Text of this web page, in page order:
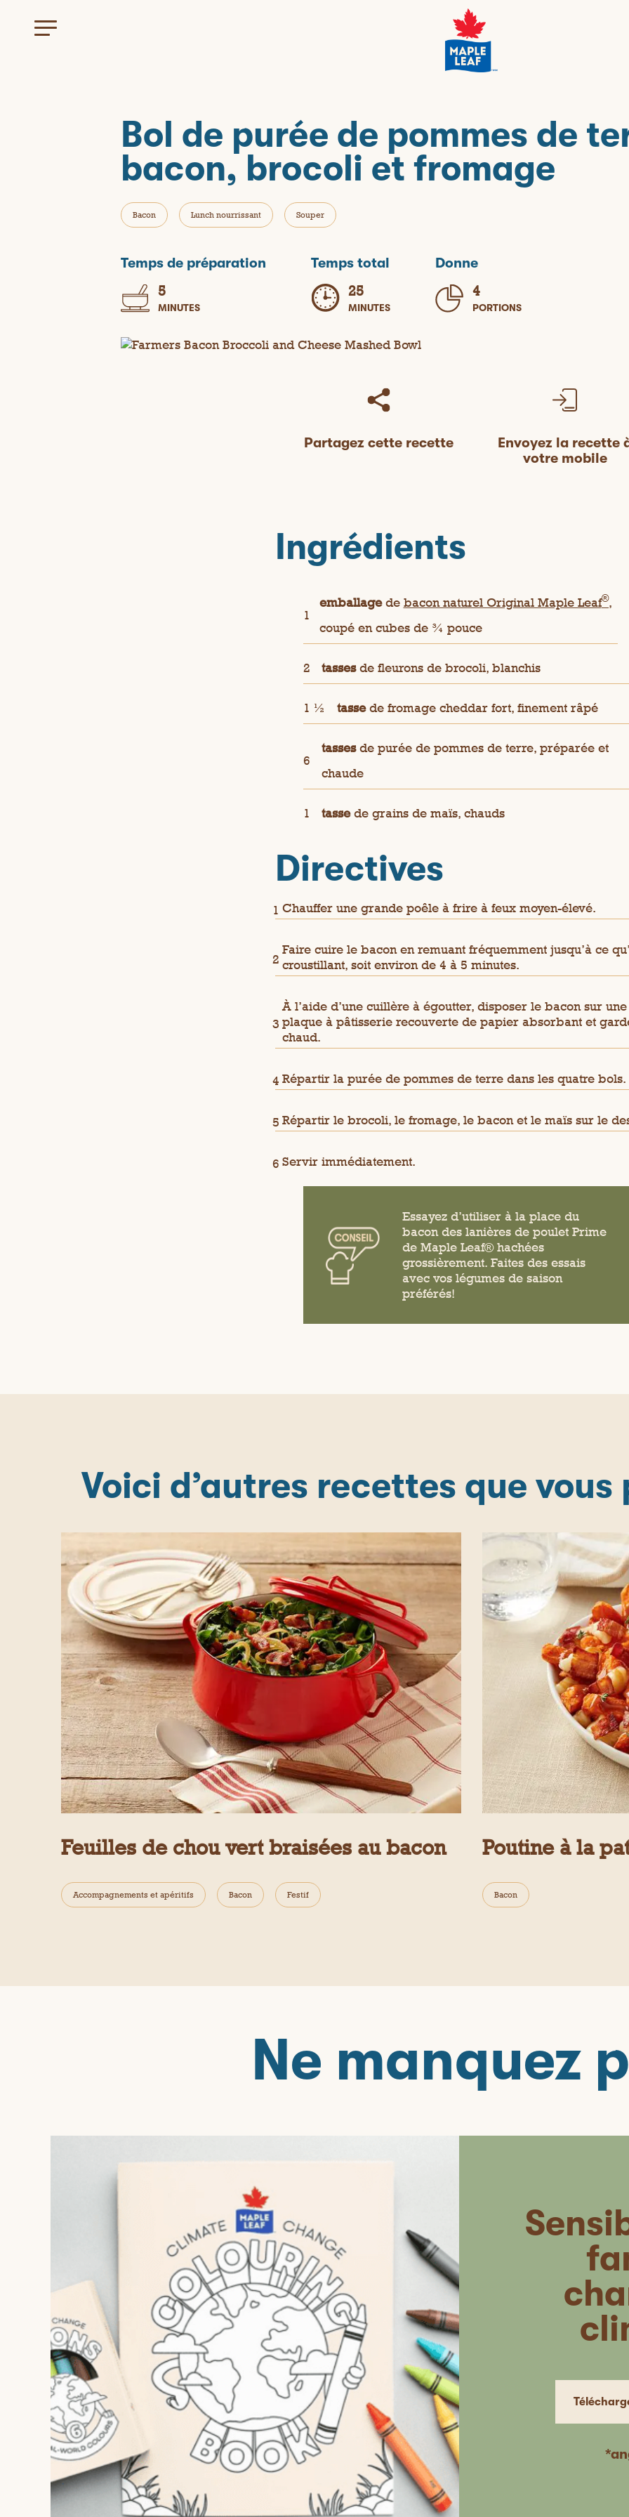
Bol de purée de pommes de
bacon, brocoli et fromage
Bacon Lunch nourrissant Souper
Temps de préparation
5
MINUTES
Temps total
25
MINUTES
Donne
4
PORTIONS
Partagez cette recette
Envoyez la recette
votre mobile
Ingrédients
1
emballagede bacon naturel Original Maple Leaf®,
coupé en cubes de ¾ pouce
2 tassesde fleurons de brocoli, blanchis
1 ½ tassede fromage cheddar fort, finement râpé
6
tassesde purée de pommes de terre, préparée et
chaude
1 tassede grains de maïs, chauds
Directives
Chauffer une grande poêle à frire à feux moyen-élevé.
Faire cuire le bacon en remuant fréquemment jusqu’à ce
croustillant, soit environ de 4 à 5 minutes.
À l’aide d’une cuillère à égoutter, disposer le bacon sur une
plaque à pâtisserie recouverte de papier absorbant et
chaud.
Répartir la purée de pommes de terre dans les quatre bols.
Répartir le brocoli, le fromage, le bacon et le maïs sur le
Servir immédiatement.
Essayez d’utiliser à la place du
bacon des lanières de poulet Prime
de Maple Leaf® hachées
grossièrement. Faites des essais
avec vos légumes de saison
préférés!
Voici d’autres recettes que
Feuilles de chou vert braisées au bacon
Accompagnements et apéritifs Bacon Festif
Poutine à la
Bacon
Ne manquez